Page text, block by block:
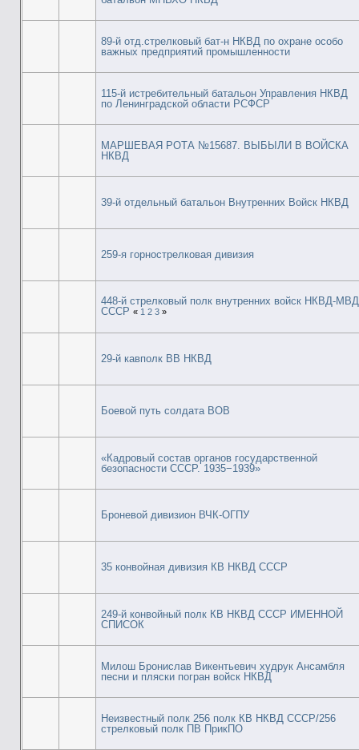
89-й отд.стрелковый бат-н НКВД по охране особо
важных предприятий промышленности
115-й истребительный батальон Управления НКВД
по Ленинградской области РСФСР
МАРШЕВАЯ РОТА №15687. ВЫБЫЛИ В ВОЙСКА
НКВД
39-й отдельный батальон Внутренних Войск НКВД
259-я горнострелковая дивизия
448-й стрелковый полк внутренних войск НКВД-МВД
СССР « 1 2 3»
29-й кавполк ВВ НКВД
Боевой путь солдата ВОВ
«Кадровый состав органов государственной
безопасности СССР. 1935−1939»
Броневой дивизион ВЧК-ОГПУ
35 конвойная дивизия КВ НКВД СССР
249-й конвойный полк КВ НКВД СССР ИМЕННОЙ
СПИСОК
Милош Бронислав Викентьевич худрук Ансамбля
песни и пляски погран войск НКВД
Неизвестный полк 256 полк КВ НКВД СССР/256
стрелковый полк ПВ ПрикПО